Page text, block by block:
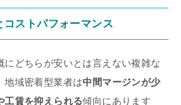
ストパフォーマンス
にどちらが安いとは言えない複雑な
地域密着型業者は中間マージンが少
工賃を抑えられる傾向にあります